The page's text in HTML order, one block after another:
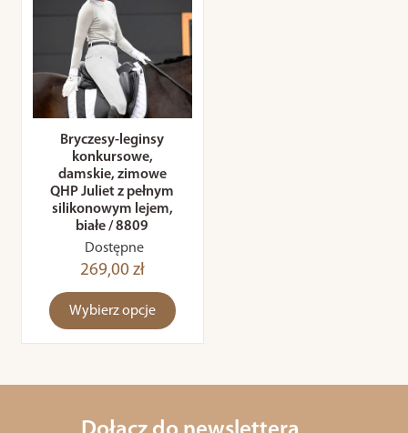
Bryczesy-leginsy
konkursowe,
damskie, zimowe
QHP Juliet z pełnym
silikonowym lejem,
białe / 8809
Dostępne
269,00 zł
Wybierz opcje